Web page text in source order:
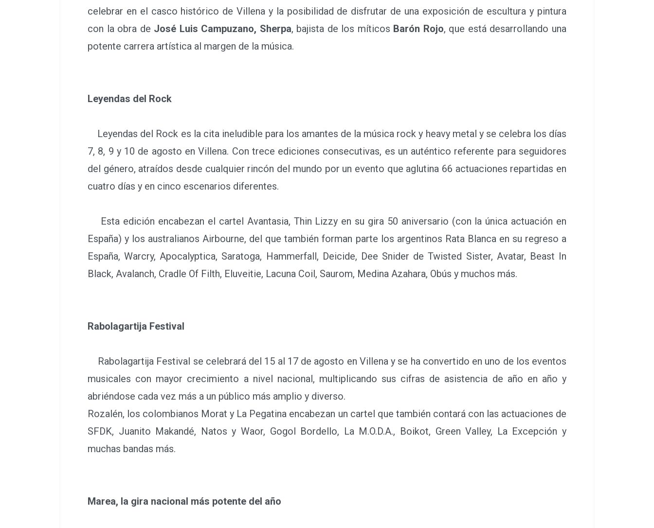
celebrar en el casco histórico de Villena y la posibilidad de disfrutar de una exposición de escultura y pintura
con la obra de José Luis Campuzano, Sherpa, bajista de los míticos Barón Rojo, que está desarrollando una
potente carrera artística al margen de la música.
Leyendas del Rock
Leyendas del Rock es la cita ineludible para los amantes de la música rock y heavy metal y se celebra los días
7, 8, 9 y 10 de agosto en Villena. Con trece ediciones consecutivas, es un auténtico referente para seguidores
del género, atraídos desde cualquier rincón del mundo por un evento que aglutina 66 actuaciones repartidas en
cuatro días y en cinco escenarios diferentes.
Esta edición encabezan el cartel Avantasia, Thin Lizzy en su gira 50 aniversario (con la única actuación en
España) y los australianos Airbourne, del que también forman parte los argentinos Rata Blanca en su regreso a
España, Warcry, Apocalyptica, Saratoga, Hammerfall, Deicide, Dee Snider de Twisted Sister, Avatar, Beast In
Black, Avalanch, Cradle Of Filth, Eluveitie, Lacuna Coil, Saurom, Medina Azahara, Obús y muchos más.
Rabolagartija Festival
Rabolagartija Festival se celebrará del 15 al 17 de agosto en Villena y se ha convertido en uno de los eventos
musicales con mayor crecimiento a nivel nacional, multiplicando sus cifras de asistencia de año en año y
abriéndose cada vez más a un público más amplio y diverso.
Rozalén, los colombianos Morat y La Pegatina encabezan un cartel que también contará con las actuaciones de
SFDK, Juanito Makandé, Natos y Waor, Gogol Bordello, La M.O.D.A., Boikot, Green Valley, La Excepción y
muchas bandas más.
Marea, la gira nacional más potente del año